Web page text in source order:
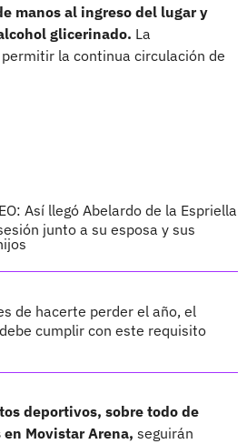
manos al ingreso del lugar y
glicerinado. La
la continua circulación de
Así llegó Abelardo de la Espriella
junto a su esposa y sus
de hacerte perder el año, el
cumplir con este requisito
deportivos, sobre todo de
Movistar Arena, seguirán